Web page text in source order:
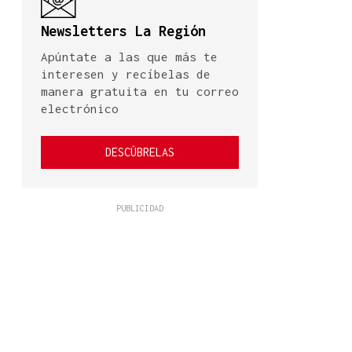
Newsletters La Región
Apúntate a las que más te
interesen y recíbelas de
manera gratuita en tu correo
electrónico
DESCÚBRELAS